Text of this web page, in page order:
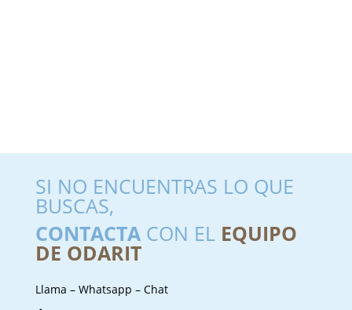
SI NO ENCUENTRAS LO QUE
BUSCAS,
CONTACTACON EL EQUIPO
DE ODARIT
Llama – Whatsapp – Chat